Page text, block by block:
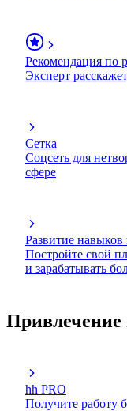
Рекомендация по
Эксперт
Сетка
Соцсеть для
сфере
Развитие навыков
Постройте свой
и зарабатывать
Привлечение
hh PRO
Получите работу